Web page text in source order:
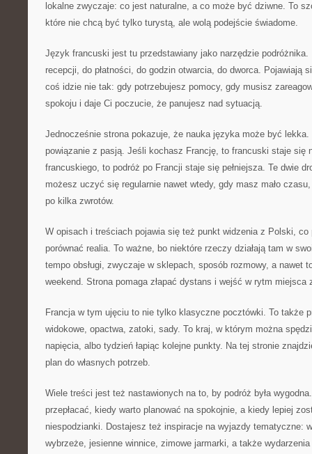
lokalne zwyczaje: co jest naturalne, a co może być dziwne. To
które nie chcą być tylko turystą, ale wolą podejście świadome.
Język francuski jest tu przedstawiany jako narzędzie podróżnika.
recepcji, do płatności, do godzin otwarcia, do dworca. Pojawiają
coś idzie nie tak: gdy potrzebujesz pomocy, gdy musisz
spokoju i daje Ci poczucie, że panujesz nad sytuacją.
Jednocześnie strona pokazuje, że nauka języka może być
powiązanie z pasją. Jeśli kochasz Francję, to francuski staje się
francuskiego, to podróż po Francji staje się pełniejsza. Te dwie
możesz uczyć się regularnie nawet wtedy, gdy masz mało
po kilka zwrotów.
W opisach i treściach pojawia się też punkt widzenia z Polski, co
porównać realia. To ważne, bo niektóre rzeczy działają tam w
tempo obsługi, zwyczaje w sklepach, sposób rozmowy, a nawet
weekend. Strona pomaga złapać dystans i wejść w rytm
Francja w tym ujęciu to nie tylko klasyczne pocztówki. To także
widokowe, opactwa, zatoki, sady. To kraj, w którym można
napięcia, albo tydzień łapiąc kolejne punkty. Na tej stronie
plan do własnych potrzeb.
Wiele treści jest też nastawionych na to, by podróż była
przepłacać, kiedy warto planować na spokojnie, a kiedy lepiej
niespodzianki. Dostajesz też inspiracje na wyjazdy tematyczne:
wybrzeże, jesienne winnice, zimowe jarmarki, a także